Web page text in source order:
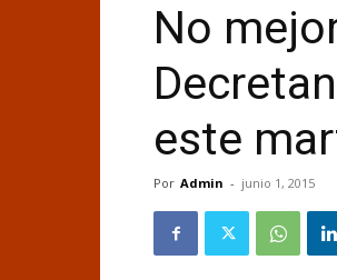
No
este
Por Admin - junio 1, 2015